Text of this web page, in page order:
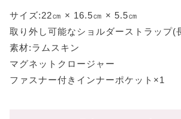
サイズ:22㎝ × 16.5㎝ × 5.5㎝
取り外し可能なショルダーストラップ(
素材:ラムスキン
マグネットクロージャー
ファスナー付きインナーポケット×1